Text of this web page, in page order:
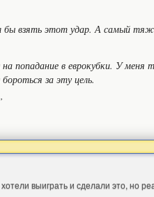
взять этот удар. А самый
попадание в еврокубки. У меня
за эту цель.
выиграть и сделали это, но